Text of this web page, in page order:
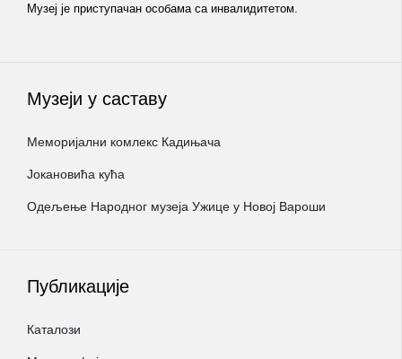
Музеј је приступачан особама са инвалидитетом.
Музеји у саставу
Меморијални комлекс Кадињача
Јокановића кућа
Oдељење Народног музеја Ужице у Новој Вароши
Публикације
Каталози